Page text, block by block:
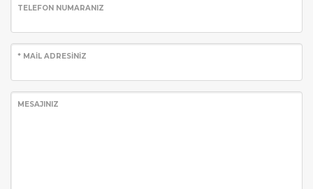
TELEFON NUMARANIZ
* MAİL ADRESİNİZ
MESAJINIZ